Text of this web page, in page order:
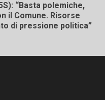
“Basta polemiche,
il Comune. Risorse
di pressione politica”